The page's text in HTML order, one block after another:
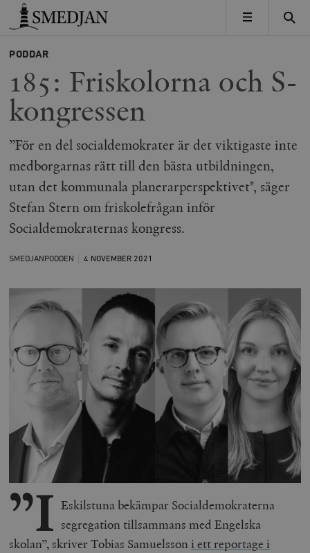
Timbro
MENY
PODDAR
185: Friskolorna och S-
kongressen
”För en del socialdemokrater är det viktigaste inte
medborgarnas rätt till den bästa utbildningen,
utan det kommunala planerarperspektivet", säger
Stefan Stern om friskolefrågan inför
Socialdemokraternas kongress.
SMEDJANPODDEN 4 NOVEMBER 2021
”I Eskilstuna bekämpar Socialdemokraterna
segregation tillsammans med Engelska
skolan”, skriver Tobias Samuelssoni ett reportage i